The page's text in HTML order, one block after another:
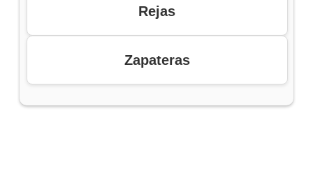
Rejas
Zapateras